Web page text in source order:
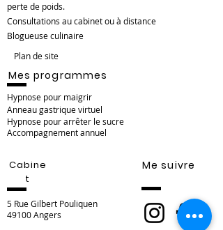
perte de poids.
Consultations au cabinet ou à distance
Blogueuse culinaire
Plan de site
Mes programmes
Hypnose pour maigrir
Anneau gastrique virtuel
Hypnose pour arrêter le sucre
Accompagnement annuel
Cabine
t
5 Rue Gilbert Pouliquen
49100 Angers
Me suivre